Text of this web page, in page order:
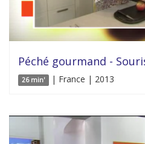
Péché gourmand -
26 min' | France | 2013